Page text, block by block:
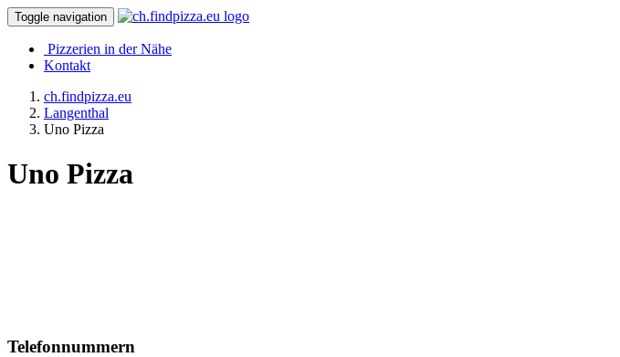
Toggle navigation
Pizzerien in der Nähe
Kontakt
ch.findpizza.eu
Langenthal
Uno Pizza
Uno Pizza
Telefonnummern